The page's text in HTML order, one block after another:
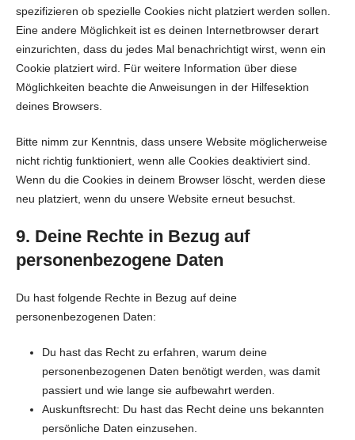
spezifizieren ob spezielle Cookies nicht platziert werden sollen.
Eine andere Möglichkeit ist es deinen Internetbrowser derart
einzurichten, dass du jedes Mal benachrichtigt wirst, wenn ein
Cookie platziert wird. Für weitere Information über diese
Möglichkeiten beachte die Anweisungen in der Hilfesektion
deines Browsers.
Bitte nimm zur Kenntnis, dass unsere Website möglicherweise
nicht richtig funktioniert, wenn alle Cookies deaktiviert sind.
Wenn du die Cookies in deinem Browser löscht, werden diese
neu platziert, wenn du unsere Website erneut besuchst.
9. Deine Rechte in Bezug auf
personenbezogene Daten
Du hast folgende Rechte in Bezug auf deine
personenbezogenen Daten:
Du hast das Recht zu erfahren, warum deine
personenbezogenen Daten benötigt werden, was damit
passiert und wie lange sie aufbewahrt werden.
Auskunftsrecht: Du hast das Recht deine uns bekannten
persönliche Daten einzusehen.